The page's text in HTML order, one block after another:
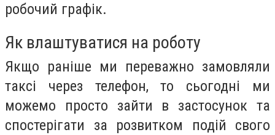
робочий графік.
Як влаштуватися на роботу
Якщо раніше ми переважно замовляли
таксі через телефон, то сьогодні ми
можемо просто зайти в застосунок та
спостерігати за розвитком подій свого